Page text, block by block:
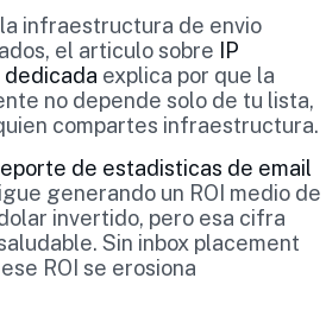
infraestructura de envio
el articulo sobre IP
dedicada explica por que la
no depende solo de tu lista,
compartes infraestructura.
de estadisticas de email
generando un ROI medio de
invertido, pero esa cifra
Sin inbox placement
ROI se erosiona